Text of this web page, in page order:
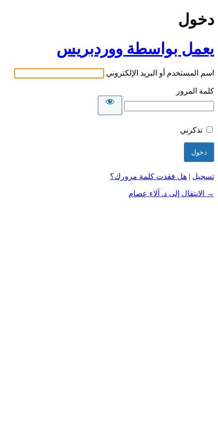
دخول
يعمل بواسطة ووردبريس
اسم المستخدم أو البريد الإلكتروني
كلمة المرور
تذكرني
تسجيل | هل فقدت كلمة مرورك؟
→ الانتقال إلى د. آلاء عصام